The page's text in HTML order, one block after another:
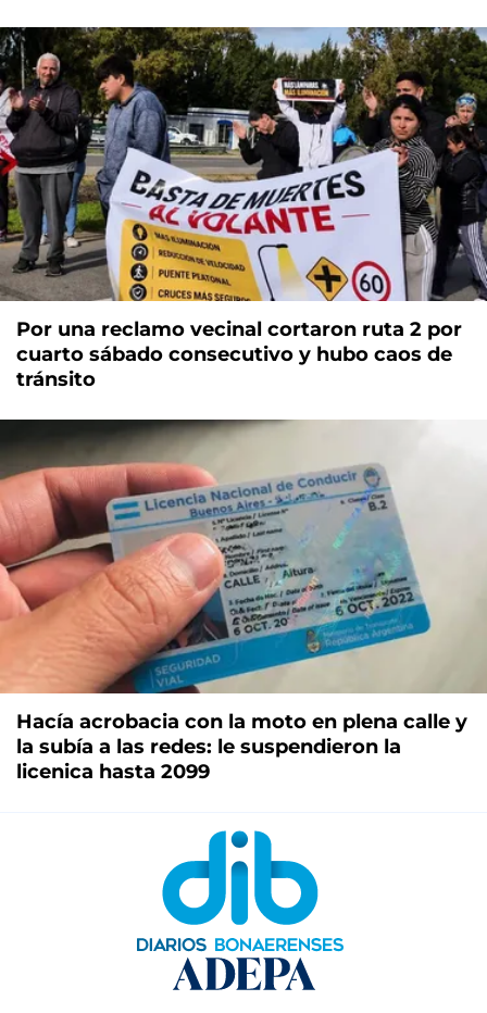
Por una reclamo vecinal cortaron ruta 2 por
cuarto sábado consecutivo y hubo caos de
tránsito
Hacía acrobacia con la moto en plena calle y
la subía a las redes: le suspendieron la
licenica hasta 2099